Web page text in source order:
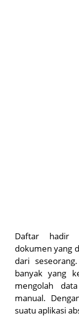
Daftar hadir
dokumen yang
dari
banyak yang
mengolah
manual.
suatu aplikasi